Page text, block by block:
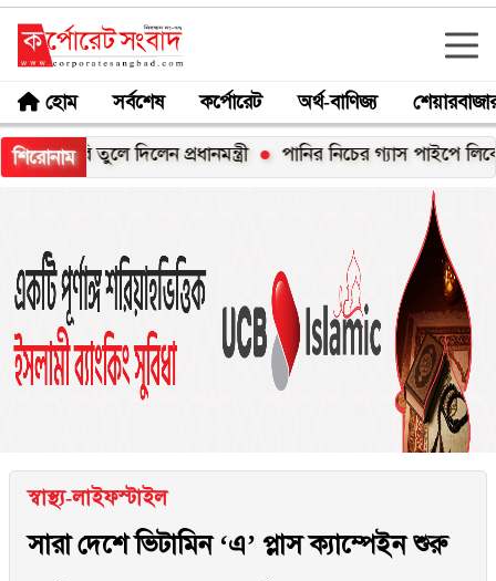
হোম সর্বশেষ কর্পোরেট অর্থ-বাণিজ্য
শিরোনাম
তুলে দিলেন প্রধানমন্ত্রী পানির নিচের গ্যাস পাইপে লিকেজ,
স্বাস্থ্য-লাইফস্টাইল
সারা দেশে ভিটামিন ‘এ’ প্লাস ক্যাম্পেইন শুরু